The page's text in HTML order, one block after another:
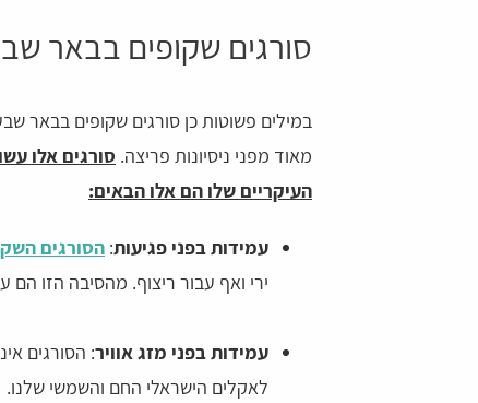
סורגים שקופים בבאר
במילים פשוטות כן סורגים שקופים בבאר
מאוד מפני ניסיונות פריצה. סורגים אלו
העיקריים שלו הם אלו הבאים:
עמידות בפני פגיעות: הסורגים
ירי ואף עבור ריצוף. מהסיבה הזו הם
עמידות בפני מזג אוויר: הסורגים
לאקלים הישראלי החם והשמשי שלנו.